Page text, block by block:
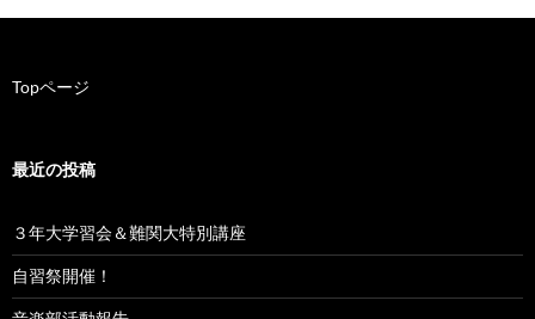
Topページ
最近の投稿
３年大学習会＆難関大特別講座
自習祭開催！